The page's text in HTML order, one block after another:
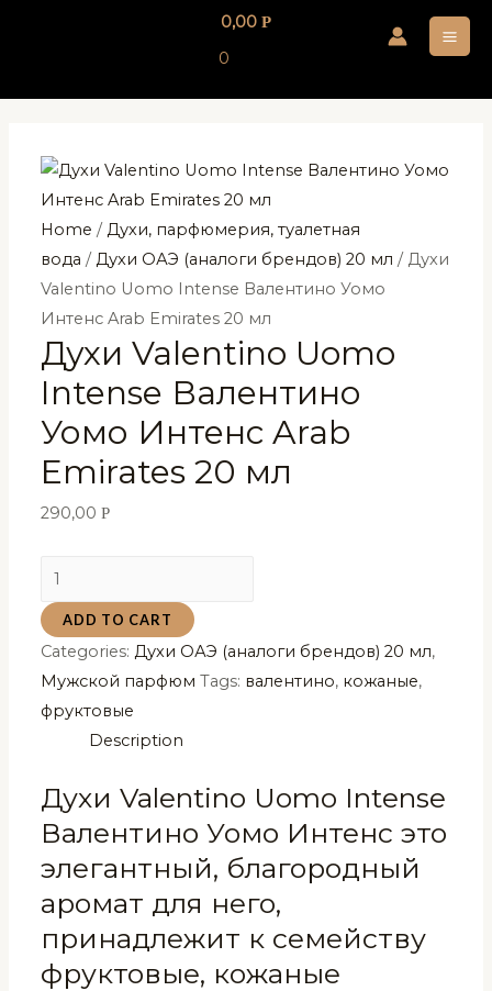
0,00 Р
0
Home /Духи, парфюмерия, туалетная
вода /Духи ОАЭ (аналоги брендов) 20 мл / Духи
Valentino Uomo Intense Валентино Уомо
Интенс Arab Emirates 20 мл
Духи Valentino Uomo
Intense Валентино
Уомо Интенс Arab
Emirates 20 мл
290,00Р
Духи
Valentino
Uomo
Intense
Валентино
Уомо
Интенс
Emirates
20
мл
quantity
ADD TO CART
Categories:Духи ОАЭ (аналоги брендов) 20 мл,
Мужской парфюм Tags: валентино, кожаные,
фруктовые
Description
Духи Valentino Uomo Intense
Валентино Уомо Интенс это
элегантный, благородный
аромат для него,
принадлежит к семейству
фруктовые, кожаные